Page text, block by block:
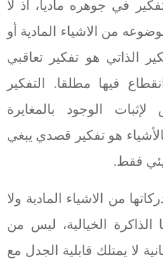
في جوهره ماديا، اذ لا
من الاشياء المادية أو
الذاتي هو تفكير تعاقبي
فيها مطلقا. التفكير
الوجود بالمغايرة
هو تفكير قصدي يبغي
فقط.
من الاشياء المادية ولا
الخيالية، ليس من
لا يمتلك قابلية الجدل مع